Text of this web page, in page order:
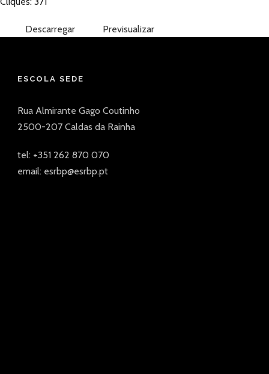
Descarregar Previsualizar
ESCOLA SEDE
Rua Almirante Gago Coutinho
2500-207 Caldas da Rainha
tel: +351 262 870 070
email: esrbp@esrbp.pt